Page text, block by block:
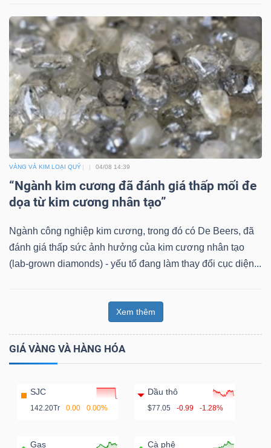
VÀNG VÀ KIM LOẠI QUÝ 04/08 14:39
“Ngành kim cương đã đánh giá thấp mối đe
dọa từ kim cương nhân tạo”
Ngành công nghiệp kim cương, trong đó có De Beers, đã
đánh giá thấp sức ảnh hưởng của kim cương nhân tạo
(lab-grown diamonds) - yếu tố đang làm thay đổi cục diện...
Xem thêm
GIÁ VÀNG VÀ HÀNG HÓA
SJC
142.20Tr 0.00 0.00%
Dầu thô
$77.05 -0.99 -1.28%
Gas Cà phê